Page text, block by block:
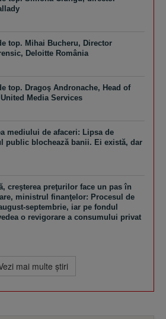
top. Mihai Bucheru, Director
Deloitte România
top. Dragoş Andronache, Head of
Media Services
mediului de afaceri: Lipsa de
public blochează banii. Ei există, dar
creşterea preţurilor face un pas în
ministrul finanţelor: Procesul de
septembrie, iar pe fondul
o revigorare a consumului privat
mai multe ştiri